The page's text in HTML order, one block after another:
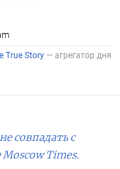
совпадать с
Times.